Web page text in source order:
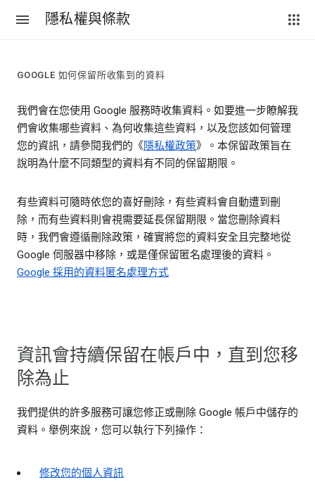
隱私權與條款
GOOGLE 如何保留所收集到的資料
我們會在您使用 Google 服務時收集資料。如要進一步瞭解我
們會收集哪些資料、為何收集這些資料，以及您該如何管理
您的資訊，請參閱我們的《隱私權政策》。本保留政策旨在
說明為什麼不同類型的資料有不同的保留期限。
有些資料可隨時依您的喜好刪除，有些資料會自動遭到刪
除，而有些資料則會視需要延長保留期限。當您刪除資料
時，我們會遵循刪除政策，確實將您的資料安全且完整地從
Google 伺服器中移除，或是僅保留匿名處理後的資料。
Google 採用的資料匿名處理方式
資訊會持續保留在帳戶中，直到您移
除為止
我們提供的許多服務可讓您修正或刪除 Google 帳戶中儲存的
資料。舉例來說，您可以執行下列操作：
修改您的個人資訊